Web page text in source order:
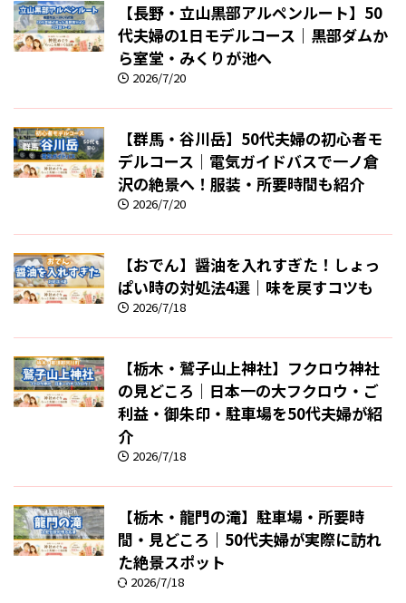
【長野・立山黒部アルペンルート】50
代夫婦の1日モデルコース｜黒部ダムか
ら室堂・みくりが池へ
2026/7/20
【群馬・谷川岳】50代夫婦の初心者モ
デルコース｜電気ガイドバスで一ノ倉
沢の絶景へ！服装・所要時間も紹介
2026/7/20
【おでん】醤油を入れすぎた！しょっ
ぱい時の対処法4選｜味を戻すコツも
2026/7/18
【栃木・鷲子山上神社】フクロウ神社
の見どころ｜日本一の大フクロウ・ご
利益・御朱印・駐車場を50代夫婦が紹
介
2026/7/18
【栃木・龍門の滝】駐車場・所要時
間・見どころ｜50代夫婦が実際に訪れ
た絶景スポット
2026/7/18